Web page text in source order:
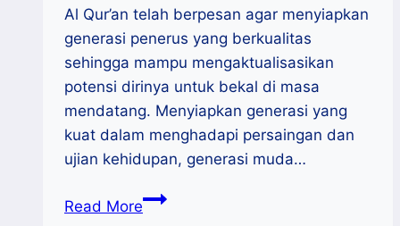
Al Qur’an telah berpesan agar menyiapkan
generasi penerus yang berkualitas
sehingga mampu mengaktualisasikan
potensi dirinya untuk bekal di masa
mendatang. Menyiapkan generasi yang
kuat dalam menghadapi persaingan dan
ujian kehidupan, generasi muda…
Read MoreMelirik